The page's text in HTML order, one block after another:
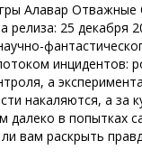
Алавар Отважные
релиза: 25 декабря
инцидентов:
а
накаляются, а за
далеко в попытках
вам раскрыть